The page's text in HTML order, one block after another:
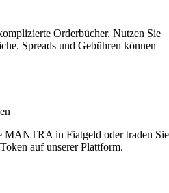
Orderbücher. Nutzen Sie
Spreads und Gebühren können
MANTRA in Fiatgeld oder traden Sie
auf unserer Plattform.